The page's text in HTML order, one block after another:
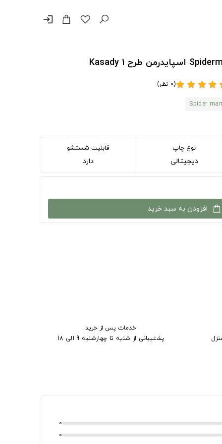
login
star
star
star
star(0 نظر)
Spider man
نوع چاپ
دیجیتالی
قابلیت شستشو
دارد
افزودن به سبد خرید
خدمات پس از خرید
پشتیبانی از شنبه تا چهارشنبه 9 الی 18
0
0